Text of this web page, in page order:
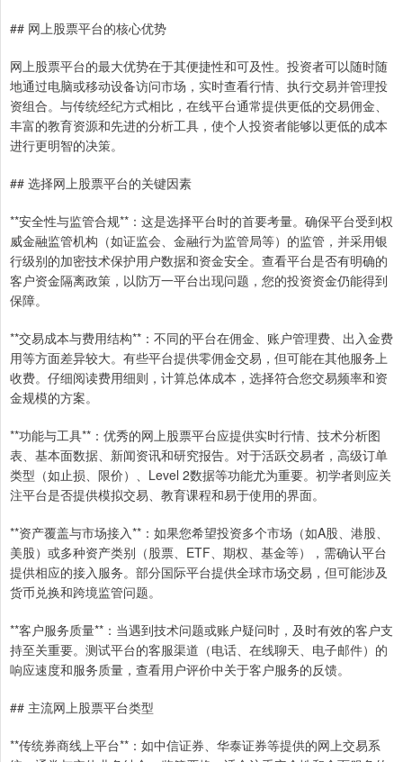
## 网上股票平台的核心优势
网上股票平台的最大优势在于其便捷性和可及性。投资者可以随时随
地通过电脑或移动设备访问市场，实时查看行情、执行交易并管理投
资组合。与传统经纪方式相比，在线平台通常提供更低的交易佣金、
丰富的教育资源和先进的分析工具，使个人投资者能够以更低的成本
进行更明智的决策。
## 选择网上股票平台的关键因素
**安全性与监管合规**：这是选择平台时的首要考量。确保平台受到权
威金融监管机构（如证监会、金融行为监管局等）的监管，并采用银
行级别的加密技术保护用户数据和资金安全。查看平台是否有明确的
客户资金隔离政策，以防万一平台出现问题，您的投资资金仍能得到
保障。
**交易成本与费用结构**：不同的平台在佣金、账户管理费、出入金费
用等方面差异较大。有些平台提供零佣金交易，但可能在其他服务上
收费。仔细阅读费用细则，计算总体成本，选择符合您交易频率和资
金规模的方案。
**功能与工具**：优秀的网上股票平台应提供实时行情、技术分析图
表、基本面数据、新闻资讯和研究报告。对于活跃交易者，高级订单
类型（如止损、限价）、Level 2数据等功能尤为重要。初学者则应关
注平台是否提供模拟交易、教育课程和易于使用的界面。
**资产覆盖与市场接入**：如果您希望投资多个市场（如A股、港股、
美股）或多种资产类别（股票、ETF、期权、基金等），需确认平台
提供相应的接入服务。部分国际平台提供全球市场交易，但可能涉及
货币兑换和跨境监管问题。
**客户服务质量**：当遇到技术问题或账户疑问时，及时有效的客户支
持至关重要。测试平台的客服渠道（电话、在线聊天、电子邮件）的
响应速度和服务质量，查看用户评价中关于客户服务的反馈。
## 主流网上股票平台类型
**传统券商线上平台**：如中信证券、华泰证券等提供的网上交易系